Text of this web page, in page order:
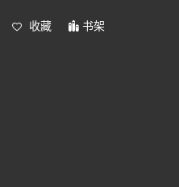
收藏 书架